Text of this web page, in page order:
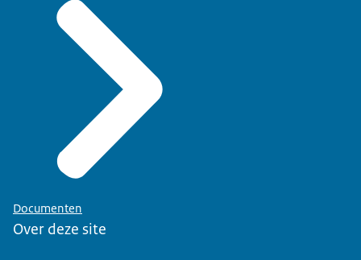
Documenten
Over deze site